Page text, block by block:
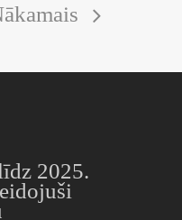
2025.